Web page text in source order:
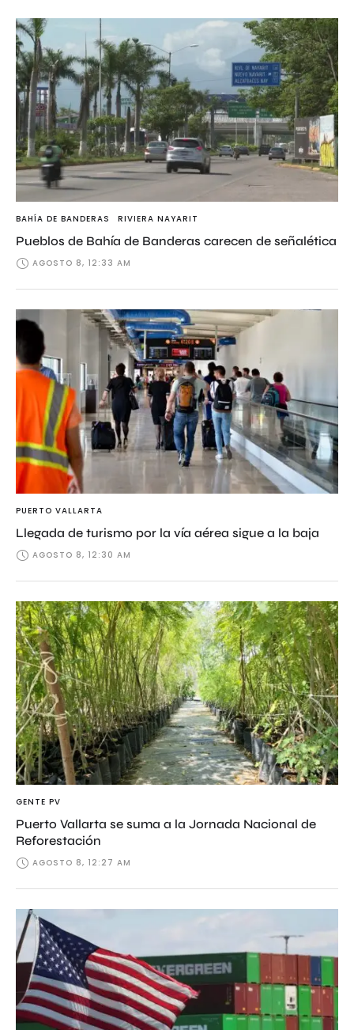
BAHÍA DE BANDERAS RIVIERA NAYARIT
Pueblos de Bahía de Banderas carecen de señalética
AGOSTO 8, 12:33 AM
PUERTO VALLARTA
Llegada de turismo por la vía aérea sigue a la baja
AGOSTO 8, 12:30 AM
GENTE PV
Puerto Vallarta se suma a la Jornada Nacional de
Reforestación
AGOSTO 8, 12:27 AM